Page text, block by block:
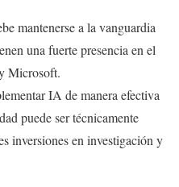
mantenerse a la vanguardia
una fuerte presencia en el
Microsoft.
IA de manera efectiva
puede ser técnicamente
inversiones en investigación y